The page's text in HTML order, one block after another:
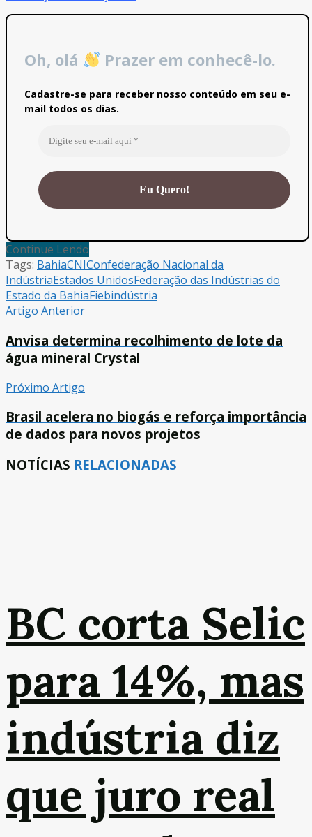
Oh, olá Prazer em conhecê-lo.
Cadastre-se para receber nosso conteúdo em seu e-
mail todos os dias.
Continue Lendo
Tags: BahiaCNIConfederação Nacional da
IndústriaEstados UnidosFederação das Indústrias do
Estado da BahiaFiebindústria
Artigo Anterior
Anvisa determina recolhimento de lote da
água mineral Crystal
Próximo Artigo
Brasil acelera no biogás e reforça importância
de dados para novos projetos
NOTÍCIAS RELACIONADAS
BC corta Selic
para 14%, mas
indústria diz
que juro real